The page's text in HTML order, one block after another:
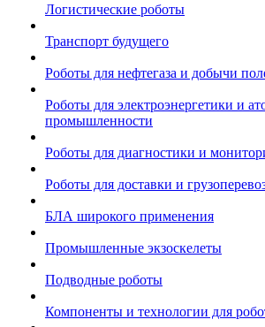
Логистические роботы
Транспорт будущего
Роботы для нефтегаза и добычи
Роботы для электроэнергетики и
промышленности
Роботы для диагностики и
Роботы для доставки и
БЛА широкого применения
Промышленные экзоскелеты
Подводные роботы
Компоненты и технологии для